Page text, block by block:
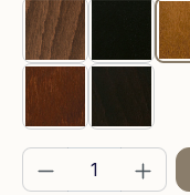
Walnuss
Braun
Produkt